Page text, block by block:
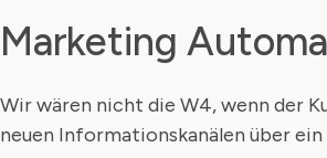
Marketing
Wir wären nicht die W4, wenn der
neuen Informationskanälen über ein